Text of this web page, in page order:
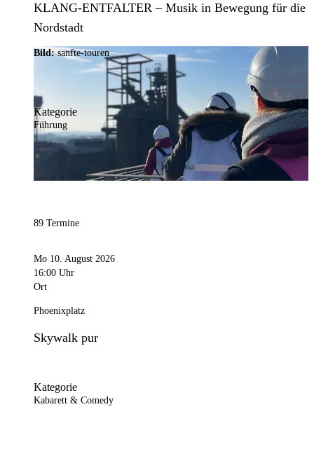
KLANG-ENTFALTER – Musik in Bewegung für die
Nordstadt
Bild:sanfte-touren
Kategorie
Führung
89 Termine
Mo 10. August 2026
16:00 Uhr
Ort
Phoenixplatz
Skywalk pur
Kategorie
Kabarett & Comedy